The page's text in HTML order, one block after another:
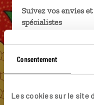
Consentement
Les cookies sur le site
Suivez vos envies
spécialistes
Ils sauront
près de vos
Échangez en face
téléphone.